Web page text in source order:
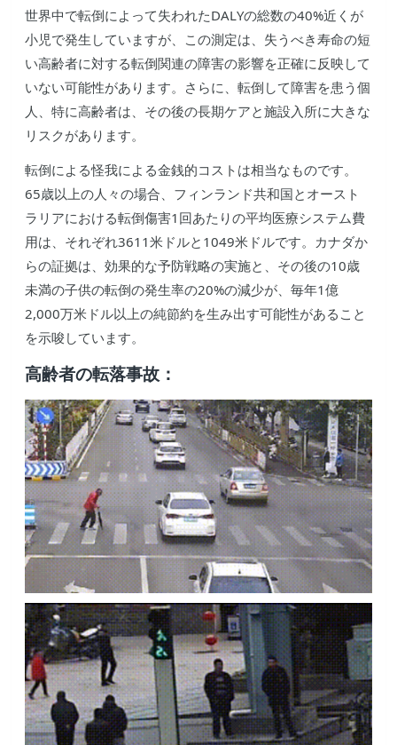
世界中で転倒によって失われたDALYの総数の40%近くが
小児で発生していますが、この測定は、失うべき寿命の短
い高齢者に対する転倒関連の障害の影響を正確に反映して
いない可能性があります。さらに、転倒して障害を患う個
人、特に高齢者は、その後の長期ケアと施設入所に大きな
リスクがあります。
転倒による怪我による金銭的コストは相当なものです。
65歳以上の人々の場合、フィンランド共和国とオースト
ラリアにおける転倒傷害1回あたりの平均医療システム費
用は、それぞれ3611米ドルと1049米ドルです。カナダか
らの証拠は、効果的な予防戦略の実施と、その後の10歳
未満の子供の転倒の発生率の20%の減少が、毎年1億
2,000万米ドル以上の純節約を生み出す可能性があること
を示唆しています。
高齢者の転落事故：